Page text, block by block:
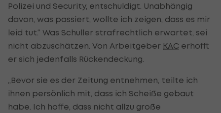
Polizei und Security, entschuldigt. Unabhängig
davon, was passiert, wollte ich zeigen, dass es mir
leid tut.“ Was Schuller strafrechtlich erwartet, sei
nicht abzuschätzen. Von Arbeitgeber KAC erhofft
er sich jedenfalls Rückendeckung.
„Bevor sie es der Zeitung entnehmen, teilte ich
ihnen persönlich mit, dass ich Scheiße gebaut
habe. Ich hoffe, dass nicht allzu große